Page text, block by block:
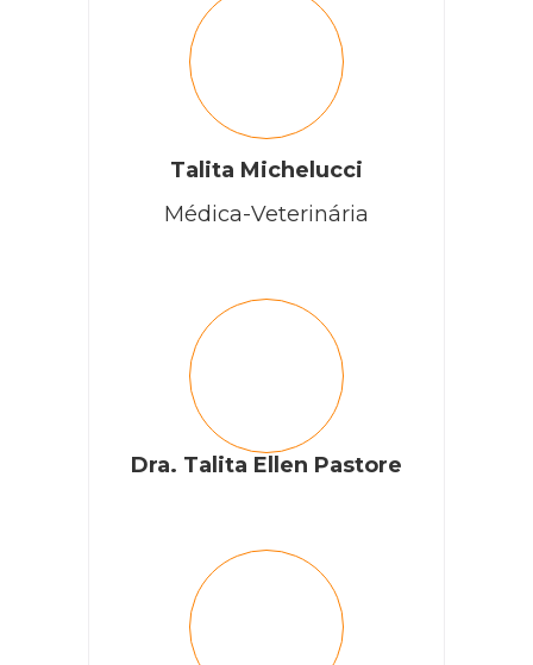
Cobasi
Olá Darci, espero que esteja tudo bem. Lamentamos
saber sobre a condição de cistite crônica do seu gato.
Por conta dessa enfermidade do pet, recomendamos
opções de alimentação adequadas. Certifique-se de
RESPONDER
Maria José F. Cataldi
rações da Royal Canina. Porém, ele rejeita rações especiais.
Que posso fazer pra ele comer estas rações?
Talita Michelucci
Médica-Veterinária
Dra. Talita Ellen Pastore